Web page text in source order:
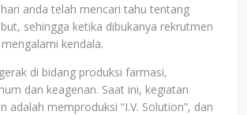
anda telah mencari tahu tentang
sehingga ketika dibukanya rekrutmen
kendala.
di bidang produksi farmasi,
dan keagenan. Saat ini, kegiatan
adalah memproduksi “I.V. Solution”, dan